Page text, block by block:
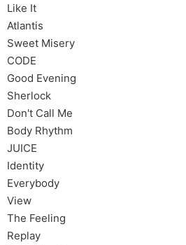
Like It
Atlantis
Sweet Misery
CODE
Good Evening
Sherlock
Don't Call Me
Body Rhythm
JUICE
Identity
Everybody
View
The Feeling
Replay